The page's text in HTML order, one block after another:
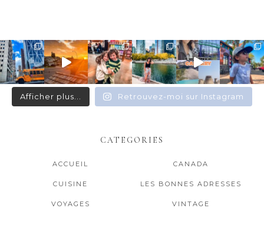
Afficher plus... Retrouvez-moi sur Instagram
CATEGORIES
ACCUEIL CANADA
CUISINE LES BONNES ADRESSES
VOYAGES VINTAGE